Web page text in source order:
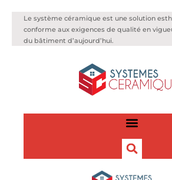
Le système céramique est une solution
conforme aux exigences de qualité en
du bâtiment d’aujourd’hui.